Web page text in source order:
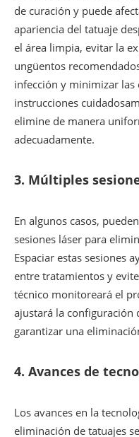
de curación y puede
apariencia del tatuaje
el área limpia, evitar la
ungüentos
infección y minimizar las
instrucciones
elimine de manera
adecuadamente.
3. Múltiples
En algunos casos,
sesiones láser para
Espaciar estas sesiones
entre tratamientos y
técnico monitoreará el
ajustará la configuración
garantizar una
4. Avances de
Los avances en la
eliminación de tatuajes